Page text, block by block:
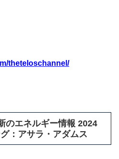
theteloschannel/
のエネルギー情報 2024
：アサラ・アダムス